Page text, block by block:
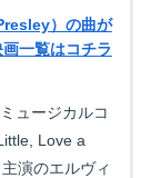
）の曲が
一覧はコチラ
ュージカルコ
Love a
演のエルヴィ